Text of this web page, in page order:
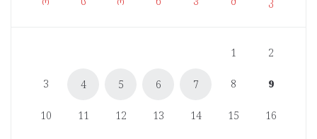
1 2
3 4 5 6 7 8 9
10 11 12 13 14 15 16